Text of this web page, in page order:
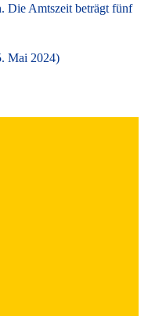
Die Amtszeit beträgt fünf
Mai 2024)